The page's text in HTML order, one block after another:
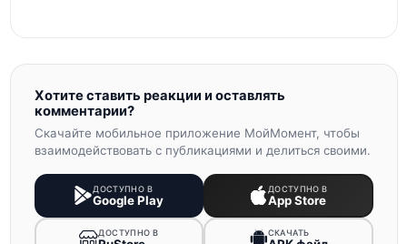
Хотите ставить реакции и оставлять
комментарии?
Скачайте мобильное приложение МойМомент, чтобы
взаимодействовать с публикациями и делиться своими.
ДОСТУПНО В
Google Play
ДОСТУПНО В
App Store
ДОСТУПНО В СКАЧАТЬ